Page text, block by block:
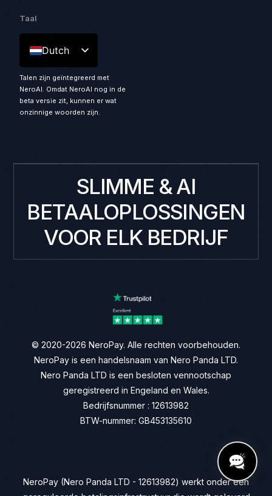
Taal
Dutch
Talen zijn geïntegreerd met
NeroAI. Omdat NeroAI nog in de
beta versie zit, kunnen er wat
onzinnige woorden zijn.
SLIMME & AI
BETAALOPLOSSINGEN
VOOR ELK BEDRIJF
© 2020-2026 NeroPay. Alle rechten voorbehouden.
NeroPay is een handelsnaam van Nero Panda LTD.
Nero Panda LTD is een besloten vennootschap
geregistreerd in Engeland en Wales.
Bedrijfsnummer : 12613982
BTW-nummer: GB453135610
NeroPay (Nero Panda LTD - 12613982) werkt onder een